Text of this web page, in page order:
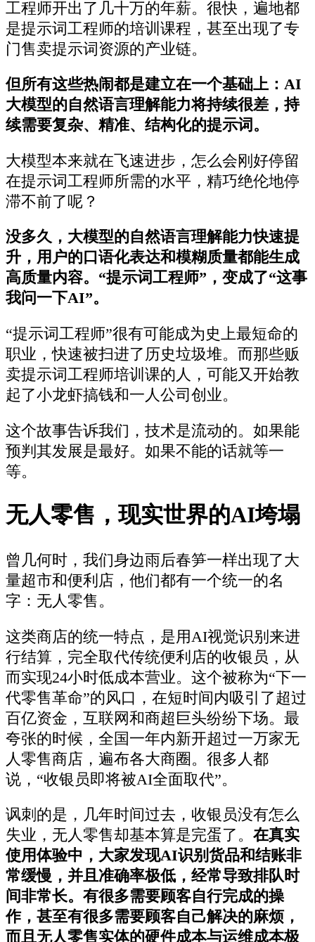
工程师开出了几十万的年薪。很快，遍地都
是提示词工程师的培训课程，甚至出现了专
门售卖提示词资源的产业链。
但所有这些热闹都是建立在一个基础上：AI
大模型的自然语言理解能力将持续很差，持
续需要复杂、精准、结构化的提示词。
大模型本来就在飞速进步，怎么会刚好停留
在提示词工程师所需的水平，精巧绝伦地停
滞不前了呢？
没多久，大模型的自然语言理解能力快速提
升，用户的口语化表达和模糊质量都能生成
高质量内容。“提示词工程师”，变成了“这事
我问一下AI”。
“提示词工程师”很有可能成为史上最短命的
职业，快速被扫进了历史垃圾堆。而那些贩
卖提示词工程师培训课的人，可能又开始教
起了小龙虾搞钱和一人公司创业。
这个故事告诉我们，技术是流动的。如果能
预判其发展是最好。如果不能的话就等一
等。
无人零售，现实世界的AI垮塌
曾几何时，我们身边雨后春笋一样出现了大
量超市和便利店，他们都有一个统一的名
字：无人零售。
这类商店的统一特点，是用AI视觉识别来进
行结算，完全取代传统便利店的收银员，从
而实现24小时低成本营业。这个被称为“下一
代零售革命”的风口，在短时间内吸引了超过
百亿资金，互联网和商超巨头纷纷下场。最
夸张的时候，全国一年内新开超过一万家无
人零售商店，遍布各大商圈。很多人都
说，“收银员即将被AI全面取代”。
讽刺的是，几年时间过去，收银员没有怎么
失业，无人零售却基本算是完蛋了。 在真实
使用体验中，大家发现AI识别货品和结账非
常缓慢，并且准确率极低，经常导致排队时
间非常长。有很多需要顾客自行完成的操
作，甚至有很多需要顾客自己解决的麻烦，
而且无人零售实体的硬件成本与运维成本极